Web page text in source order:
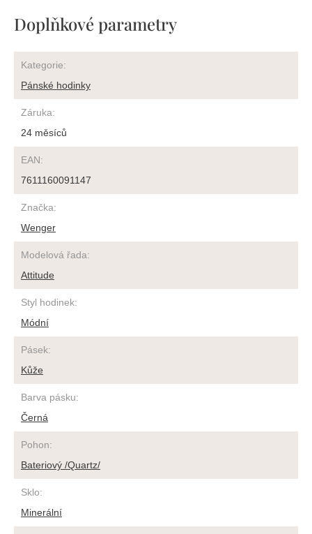
Doplňkové parametry
Kategorie:
Pánské hodinky
Záruka:
24 měsíců
EAN:
7611160091147
Značka:
Wenger
Modelová řada:
Attitude
Styl hodinek:
Módní
Pásek:
Kůže
Barva pásku:
Černá
Pohon:
Bateriový /Quartz/
Sklo:
Minerální